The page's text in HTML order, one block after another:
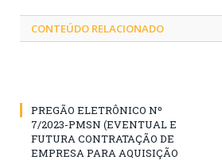
CONTEÚDO RELACIONADO
PREGÃO ELETRÔNICO Nº
7/2023-PMSN (EVENTUAL E
FUTURA CONTRATAÇÃO DE
EMPRESA PARA AQUISIÇÃO